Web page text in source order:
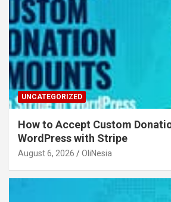
UNCATEGORIZED
How to Accept Custom
WordPress with Stripe
August 6, 2026 OliNesia